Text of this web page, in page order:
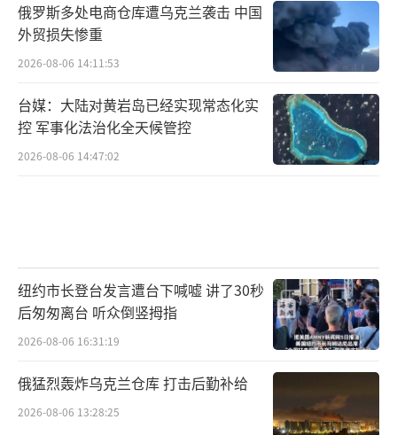
俄罗斯多处电商仓库遭乌克兰袭击 中国
外贸损失惨重
2026-08-06 14:11:53
台媒：大陆对黄岩岛已经实现常态化实
控 军事化法治化全天候管控
2026-08-06 14:47:02
纽约市长登台发言遭台下喊嘘 讲了30秒
后匆匆离台 听众倒竖拇指
2026-08-06 16:31:19
俄猛烈轰炸乌克兰仓库 打击后勤补给
2026-08-06 13:28:25